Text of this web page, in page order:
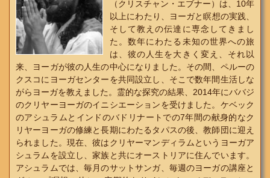
（クリスチャン・エブナー）は、10年
以上にわたり、ヨーガと瞑想の実践、
そして教えの伝達に専念してきまし
た。数年にわたる未知の世界への旅
は、彼の人生を大きく変え、それ以
来、ヨーガが彼の人生の中心になりました。その間、ペルーの
クスコにヨーガセンターを共同設立し、そこで数年間生活しな
がらヨーガを教えました。霊的な探究の結果、2014年にババジ
のクリヤーヨーガのイニシエーションを受けました。ケベック
のアシュラムとインドのバドリナートでの7年間の献身的なク
リヤーヨーガの修練と長期にわたるタパスの後、教師団に迎え
られました。現在、彼はクリヤーマンディラムというヨーガア
シュラムを設立し、家族と共にオーストリアに住んでいます。
アシュラムでは、毎月のサットサンガ、毎週のヨーガの講座と